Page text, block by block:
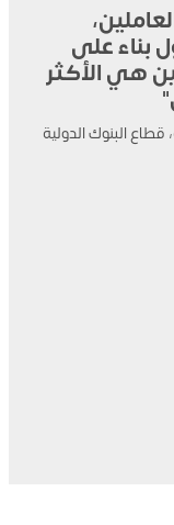
بناء على
هي الأكثر
قطاع البنوك الدولية